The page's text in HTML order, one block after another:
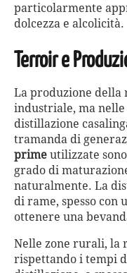
particolarmente
dolcezza e alcolicità.
Terroir e
La produzione della
industriale, ma nelle
distillazione
tramanda di
prime utilizzate
grado di
naturalmente. La
di rame, spesso con
ottenere una
Nelle zone rurali, la
rispettando i tempi